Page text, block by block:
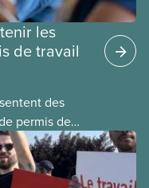
les
de travail
des
permis de
pour
temporaires,